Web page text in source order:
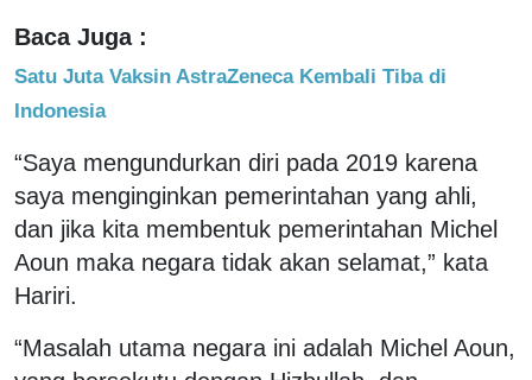
Baca Juga :
Satu Juta Vaksin AstraZeneca Kembali Tiba di
Indonesia
“Saya mengundurkan diri pada 2019 karena
saya menginginkan pemerintahan yang ahli,
dan jika kita membentuk pemerintahan Michel
Aoun maka negara tidak akan selamat,” kata
Hariri.
“Masalah utama negara ini adalah Michel Aoun,